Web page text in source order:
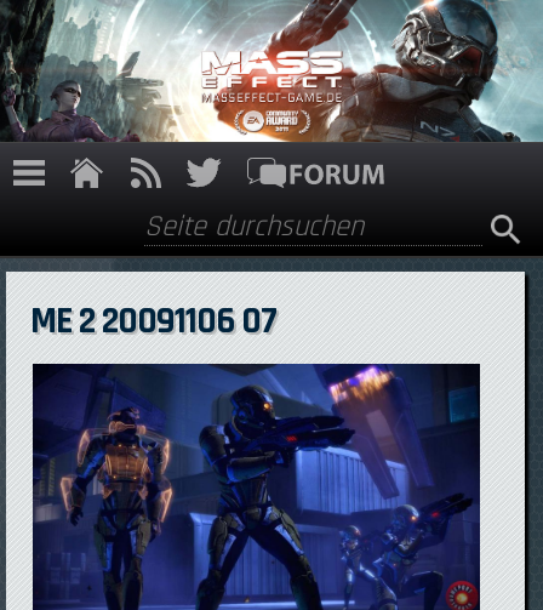
Direkt zum Inhalt
Suchformular
Suche
ME 2 20091106 07